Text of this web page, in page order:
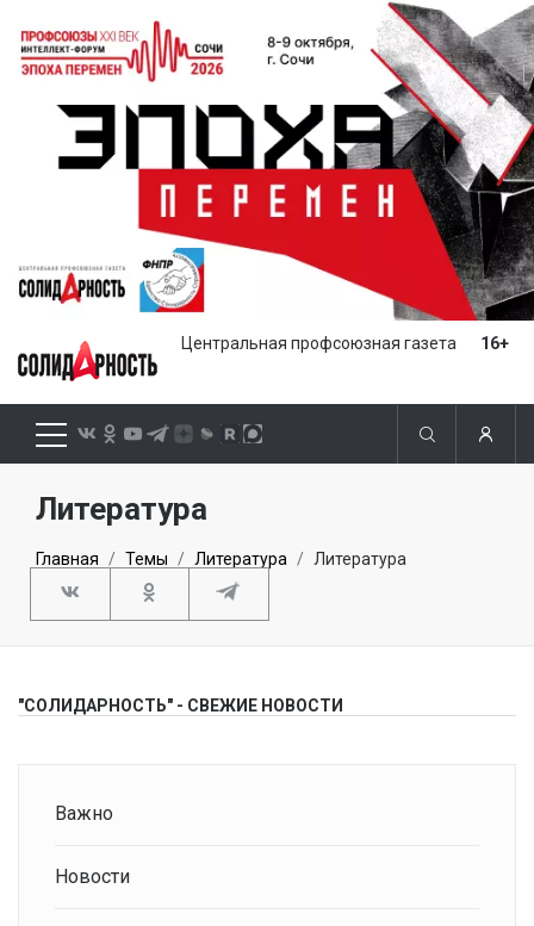
Центральная профсоюзная газета 16+
Литература
Главная Темы Литература Литература
"СОЛИДАРНОСТЬ" - СВЕЖИЕ НОВОСТИ
Важно
Новости